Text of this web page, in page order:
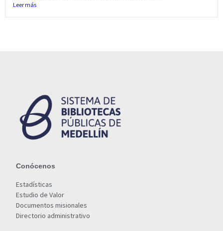
Leer más
Conócenos
Estadísticas
Estudio de Valor
Documentos misionales
Directorio administrativo